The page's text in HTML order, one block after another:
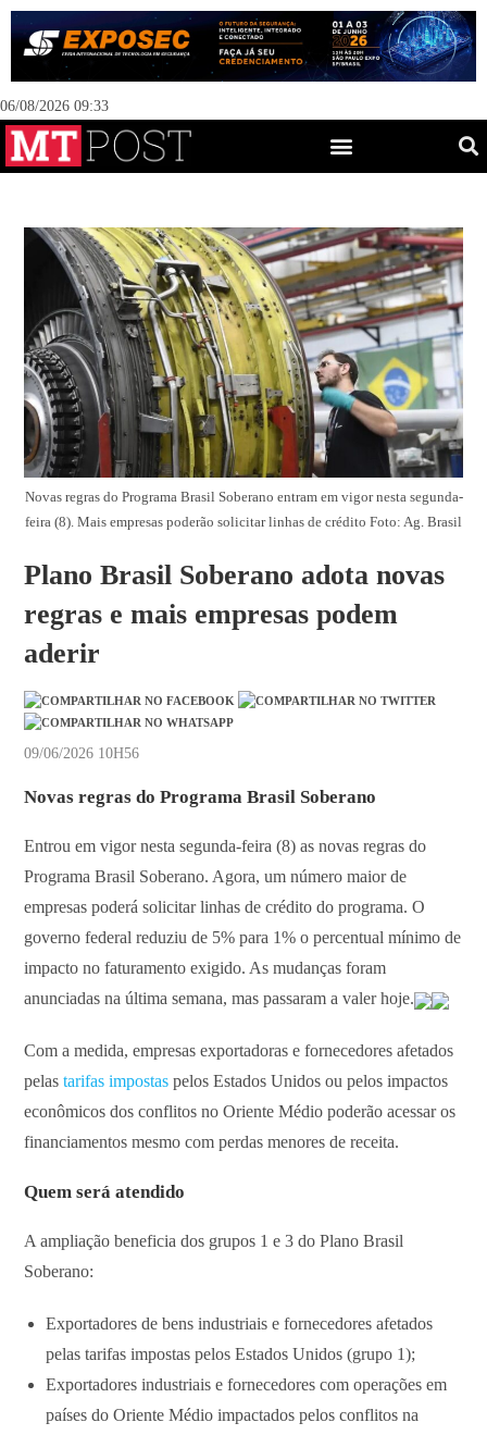
06/08/2026 09:33
Novas regras do Programa Brasil Soberano entram em vigor nesta segunda-
feira (8). Mais empresas poderão solicitar linhas de crédito Foto: Ag. Brasil
Plano Brasil Soberano adota novas
regras e mais empresas podem
aderir
09/06/2026 10H56
Novas regras do Programa Brasil Soberano
Entrou em vigor nesta segunda-feira (8) as novas regras do
Programa Brasil Soberano. Agora, um número maior de
empresas poderá solicitar linhas de crédito do programa. O
governo federal reduziu de 5% para 1% o percentual mínimo de
impacto no faturamento exigido. As mudanças foram
anunciadas na última semana, mas passaram a valer hoje.
Com a medida, empresas exportadoras e fornecedores afetados
pelastarifas impostas pelos Estados Unidos ou pelos impactos
econômicos dos conflitos no Oriente Médio poderão acessar os
financiamentos mesmo com perdas menores de receita.
Quem será atendido
A ampliação beneficia dos grupos 1 e 3 do Plano Brasil
Soberano:
Exportadores de bens industriais e fornecedores afetados
pelas tarifas impostas pelos Estados Unidos (grupo 1);
Exportadores industriais e fornecedores com operações em
países do Oriente Médio impactados pelos conflitos na